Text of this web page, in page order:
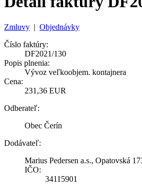
Zmluvy | Objednávky
Číslo faktúry:
DF2021/130
Popis plnenia:
Vývoz veľkoobjem. kontajnera
Cena:
231,36 EUR
Odberateľ:
Obec Čerín
Dodávateľ:
Marius Pedersen a.s., Opatovská
IČO:
34115901